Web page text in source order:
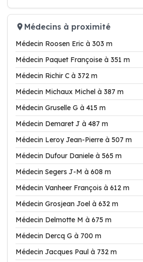
Médecins à proximité
Médecin Roosen Eric à 303 m
Médecin Paquet Françoise à 351 m
Médecin Richir C à 372 m
Médecin Michaux Michel à 387 m
Médecin Gruselle G à 415 m
Médecin Demaret J à 487 m
Médecin Leroy Jean-Pierre à 507 m
Médecin Dufour Daniele à 565 m
Médecin Segers J-M à 608 m
Médecin Vanheer François à 612 m
Médecin Grosjean Joel à 632 m
Médecin Delmotte M à 675 m
Médecin Dercq G à 700 m
Médecin Jacques Paul à 732 m